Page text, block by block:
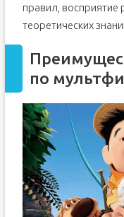
Happy Rhymes
Nursery
Muzzy in
Crawford the
Мультики для
Little Bear
Super why!
Peter Rabbit
At the zoo
English
правил, восприятие
теоретических
по